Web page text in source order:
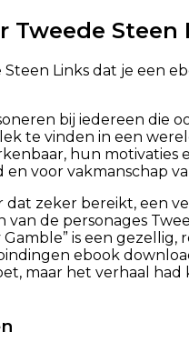
Steen
Links dat je een
bij iedereen die
te vinden in een
hun
en voor vakmanschap
zeker bereikt, een
de personages
is een
ebook
maar het verhaal